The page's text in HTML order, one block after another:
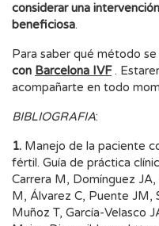
considerar una
beneficiosa.
Para saber qué método
con Barcelona IVF .
acompañarte en todo
BIBLIOGRAFIA:
1. Manejo de la paciente
fértil. Guía de práctica
Carrera M, Domínguez
M, Álvarez C, Puente JM,
Muñoz T, García-Velasco